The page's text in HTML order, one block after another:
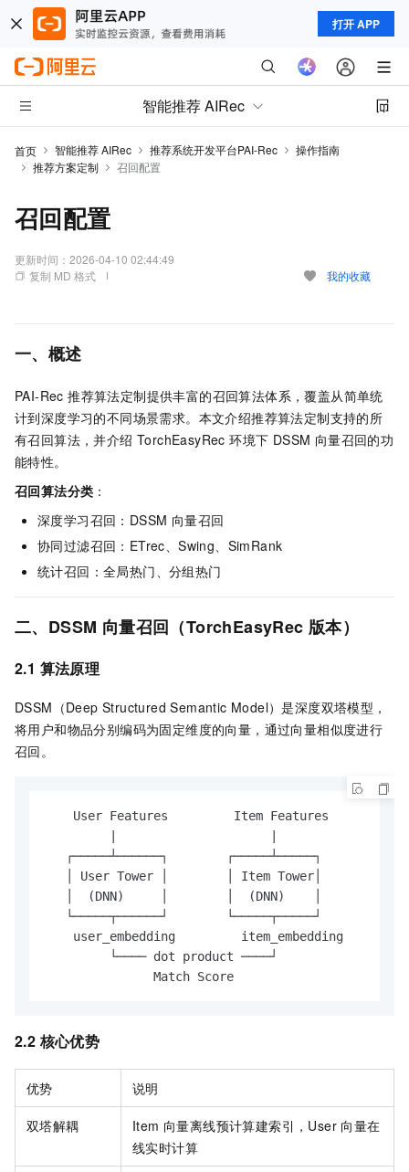
打开 APP
智能推荐 AIRec
首页 智能推荐 AIRec 推荐系统开发平台PAI-Rec
操作指南
推荐方案定制
召回配置
召回配置
更新时间： 2026-04-10 02:44:49
复制 MD 格式
我的收藏
一、概述
PAI-Rec 推荐算法定制提供丰富的召回算法体系，覆盖从简单统
计到深度学习的不同场景需求。本文介绍推荐算法定制支持的所
有召回算法，并介绍 TorchEasyRec 环境下 DSSM 向量召回的功
能特性。
召回算法分类 ：
深度学习召回：DSSM 向量召回
协同过滤召回：ETrec、Swing、SimRank
统计召回：全局热门、分组热门
二、DSSM 向量召回（TorchEasyRec 版本）
2.1 算法原理
DSSM（Deep Structured Semantic Model）是深度双塔模型，
将用户和物品分别编码为固定维度的向量，通过向量相似度进行
召回。
    User Features         Item Features
   ┌─────┴──────┐        ┌─────┴─────┐
   │ User Tower │        │ Item Tower│
   │  (DNN)     │        │  (DNN)    │
   └─────┬──────┘        └─────┬─────┘
    user_embedding         item_embedding
         └──── dot product ────┘
2.2 核心优势
优势 说明
双塔解耦
Item 向量离线预计算建索引，User 向量在
线实时计算